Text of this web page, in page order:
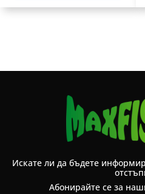
Искате ли да бъдете
Абонирайте се за